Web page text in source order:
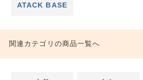
ATACK BASE
関連カテゴリの商品一覧へ